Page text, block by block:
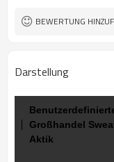
BEWERTUNG
Darstellung
Großhandel
Aktik